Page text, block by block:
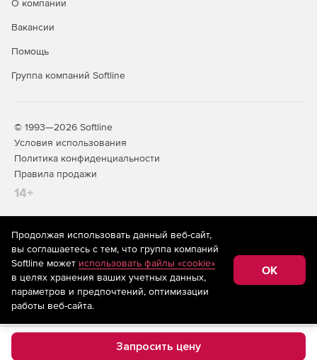
Запросить цену
О компании
Вакансии
Помощь
Группа компаний Softline
© 1993—2026 Softline
Условия использования
Политика конфиденциальности
Правила продажи
14+
На информационном ресурсе store.softline.ru применяются
рекомендательные технологии(информационные технологии
предоставления информации на основе сбора,
систематизации и анализа сведений, относящихся к
предпочтениям пользователей сети «Интернет»,
находящихся на территории Российской Федерации)
Продолжая использовать данный веб-сайт,
вы соглашаетесь с тем, что группа компаний
Softline может использовать файлы «cookie»
в целях хранения ваших учетных данных,
параметров и предпочтений, оптимизации
работы веб-сайта.
OK